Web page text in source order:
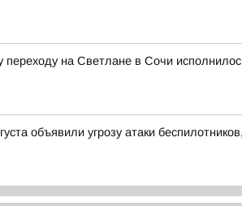
переходу на Светлане в Сочи
объявили угрозу атаки